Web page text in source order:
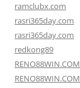
ramclubx.com
rasri365day.com
rasri365day.com
redkong89
RENO88WIN.COM
RENO88WIN.COM